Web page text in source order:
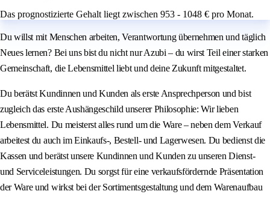
Das prognostizierte Gehalt liegt zwischen 953 - 1048 € pro Monat.
Du willst mit Menschen arbeiten, Verantwortung übernehmen und täglich
Neues lernen? Bei uns bist du nicht nur Azubi – du wirst Teil einer starken
Gemeinschaft, die Lebensmittel liebt und deine Zukunft mitgestaltet.
Du berätst Kundinnen und Kunden als erste Ansprechperson und bist
zugleich das erste Aushängeschild unserer Philosophie: Wir lieben
Lebensmittel. Du meisterst alles rund um die Ware – neben dem Verkauf
arbeitest du auch im Einkaufs-, Bestell- und Lagerwesen. Du bedienst die
Kassen und berätst unsere Kundinnen und Kunden zu unseren Dienst-
und Serviceleistungen. Du sorgst für eine verkaufsfördernde Präsentation
der Ware und wirkst bei der Sortimentsgestaltung und dem Warenaufbau